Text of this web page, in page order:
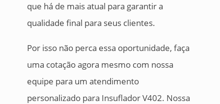
que há de mais atual para garantir a
qualidade final para seus clientes.
Por isso não perca essa oportunidade, faça
uma cotação agora mesmo com nossa
equipe para um atendimento
personalizado para Insuflador V402. Nossa